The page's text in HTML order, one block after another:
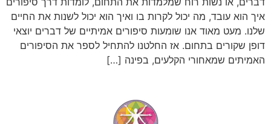
איך הוא עובד, מה יכול לקרות בו ואיך הוא יכול לשנות את החיים
שלנו. מעט מאוד אנו שומעות סיפורים אמיתיים של דברים יוצאי
דופן שקורים בתחום. אז החלטנו להתחיל לספר את הסיפורים
האמיתים שמאחורי הקלעים, בפינה […]